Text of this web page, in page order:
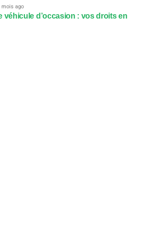
mois ago
véhicule d’occasion : vos droits en